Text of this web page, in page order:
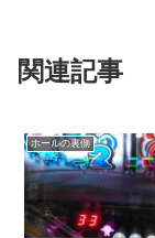
関連記事
ホールの裏側